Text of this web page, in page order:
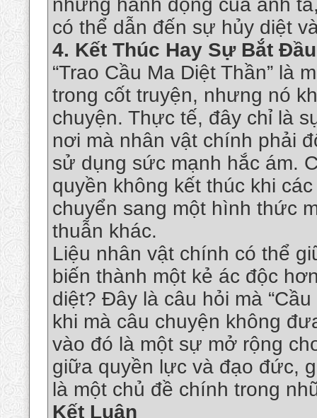
những hành động của anh
có thể dẫn đến sự hủy diệt
4. Kết Thúc Hay Sự Bắt
“Trao Cầu Ma Diệt Thần” là
trong cốt truyện, nhưng nó
chuyện. Thực tế, đây chỉ là
nơi mà nhân vật chính phải
sử dụng sức mạnh hắc ám.
quyền không kết thúc khi
chuyển sang một hình thức
thuẫn khác.
Liệu nhân vật chính có thể
biến thành một kẻ ác độc
diệt? Đây là câu hỏi mà
khi mà câu chuyện không
vào đó là một sự mở rộng
giữa quyền lực và đạo đức,
là một chủ đề chính trong
Kết Luận